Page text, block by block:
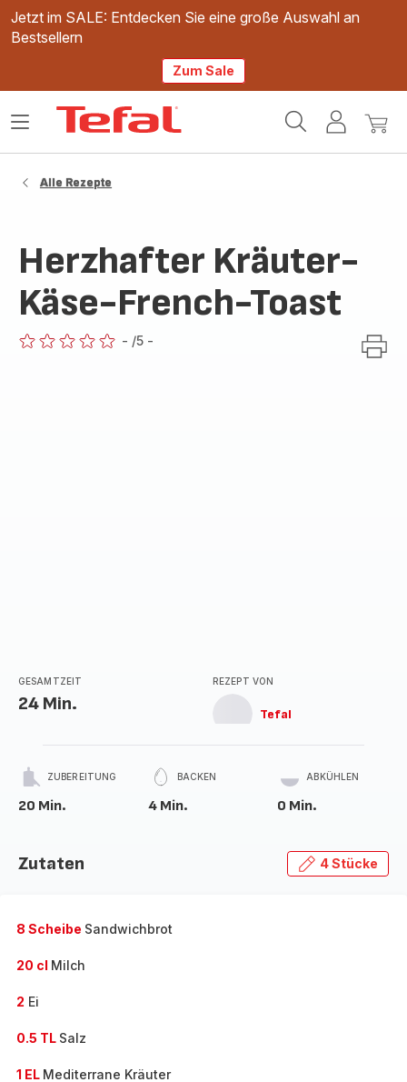
Jetzt im SALE: Entdecken Sie eine große Auswahl an
Bestsellern
Zum Sale
Mein
Mein
Das
Alle Rezepte
Herzhafter Kräuter-
Käse-French-Toast
- /5 -
GESAMTZEIT
24 Min.
REZEPT VON
Tefal
ZUBEREITUNG
20 Min.
BACKEN
4 Min.
ABKÜHLEN
0 Min.
Zutaten 4 Stücke
8 Scheibe Sandwichbrot
20 cl Milch
2 Ei
0.5 TL Salz
1 EL Mediterrane Kräuter